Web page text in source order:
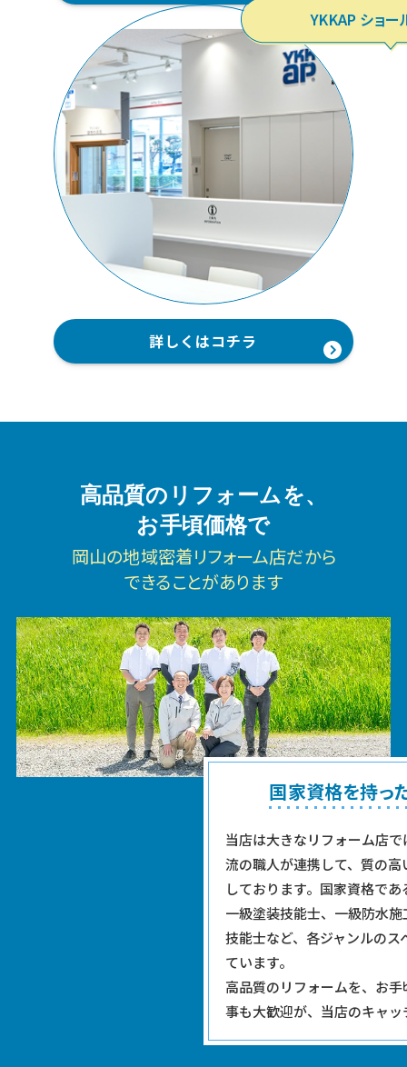
YKKAP ショー
詳しくはコチラ
高品質のリフォームを、
お手頃価格で
岡山の地域密着リフォーム店だから
できることがあります
国家資格を持っ
当店は大きなリフォーム店
流の職人が連携して、質の
しております。国家資格で
一級塗装技能士、一級防水
技能士など、各ジャンルの
ています。
高品質のリフォームを、お
事も大歓迎が、当店のキャ